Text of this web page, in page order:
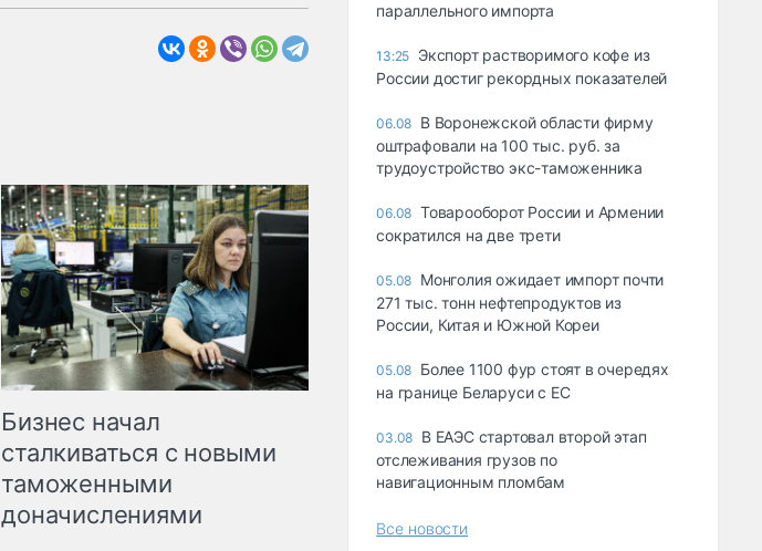
Бизнес начал
сталкиваться с новыми
таможенными
доначислениями
параллельного импорта
13:25 Экспорт растворимого кофе из
России достиг рекордных показателей
06.08 В Воронежской области фирму
оштрафовали на 100 тыс. руб. за
трудоустройство экс-таможенника
06.08 Товарооборот России и Армении
сократился на две трети
05.08 Монголия ожидает импорт почти
271 тыс. тонн нефтепродуктов из
России, Китая и Южной Кореи
05.08 Более 1100 фур стоят в очередях
на границе Беларуси с ЕС
03.08 В ЕАЭС стартовал второй этап
отслеживания грузов по
навигационным пломбам
Все новости